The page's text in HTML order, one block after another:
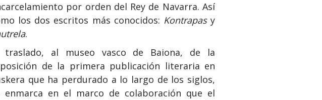
por orden del Rey de Navarra. Así
los dos escritos más conocidos: Kontrapasy
.
traslado, al museo vasco de Baiona, de la
de la primera publicación literaria en
que ha perdurado a lo largo de los siglos,
enmarca en el marco de colaboración que el